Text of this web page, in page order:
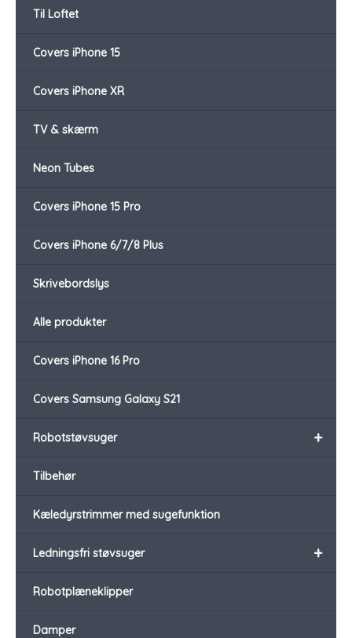
Til Loftet
Covers iPhone 15
Covers iPhone XR
TV & skærm
Neon Tubes
Covers iPhone 15 Pro
Covers iPhone 6/7/8 Plus
Skrivebordslys
Alle produkter
Covers iPhone 16 Pro
Covers Samsung Galaxy S21
+
Robotstøvsuger
Tilbehør
Kæledyrstrimmer med sugefunktion
+
Ledningsfri støvsuger
Robotplæneklipper
Damper